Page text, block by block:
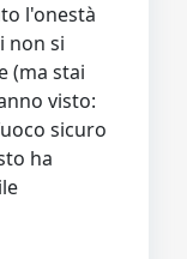
l'onestà
non si
(ma stai
visto:
sicuro
ha